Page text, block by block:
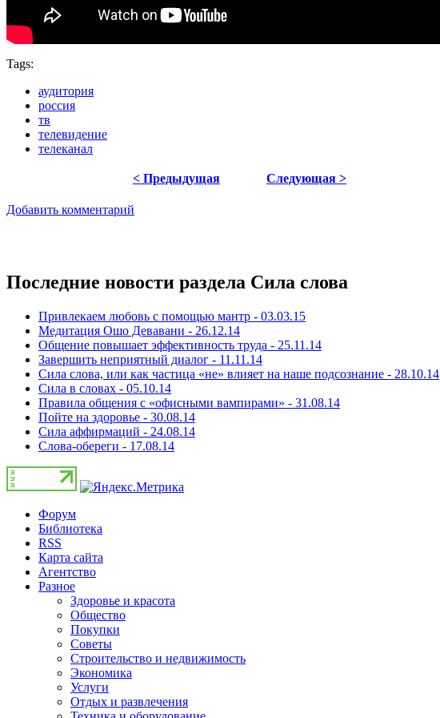
Tags:
аудитория
россия
тв
телевидение
телеканал
< Предыдущая Следующая >
Добавить комментарий
Последние новости раздела Сила слова
Привлекаем любовь с помощью мантр - 03.03.15
Медитация Ошо Девавани - 26.12.14
Общение повышает эффективность труда - 25.11.14
Завершить неприятный диалог - 11.11.14
Сила слова, или как частица «не» влияет на наше подсознание - 28.10.14
Сила в словах - 05.10.14
Правила общения с «офисными вампирами» - 31.08.14
Пойте на здоровье - 30.08.14
Сила аффирмаций - 24.08.14
Слова-обереги - 17.08.14
Форум
Библиотека
RSS
Карта сайта
Агентство
Разное
Здоровье и красота
Общество
Покупки
Советы
Строительство и недвижимость
Экономика
Услуги
Отдых и развлечения